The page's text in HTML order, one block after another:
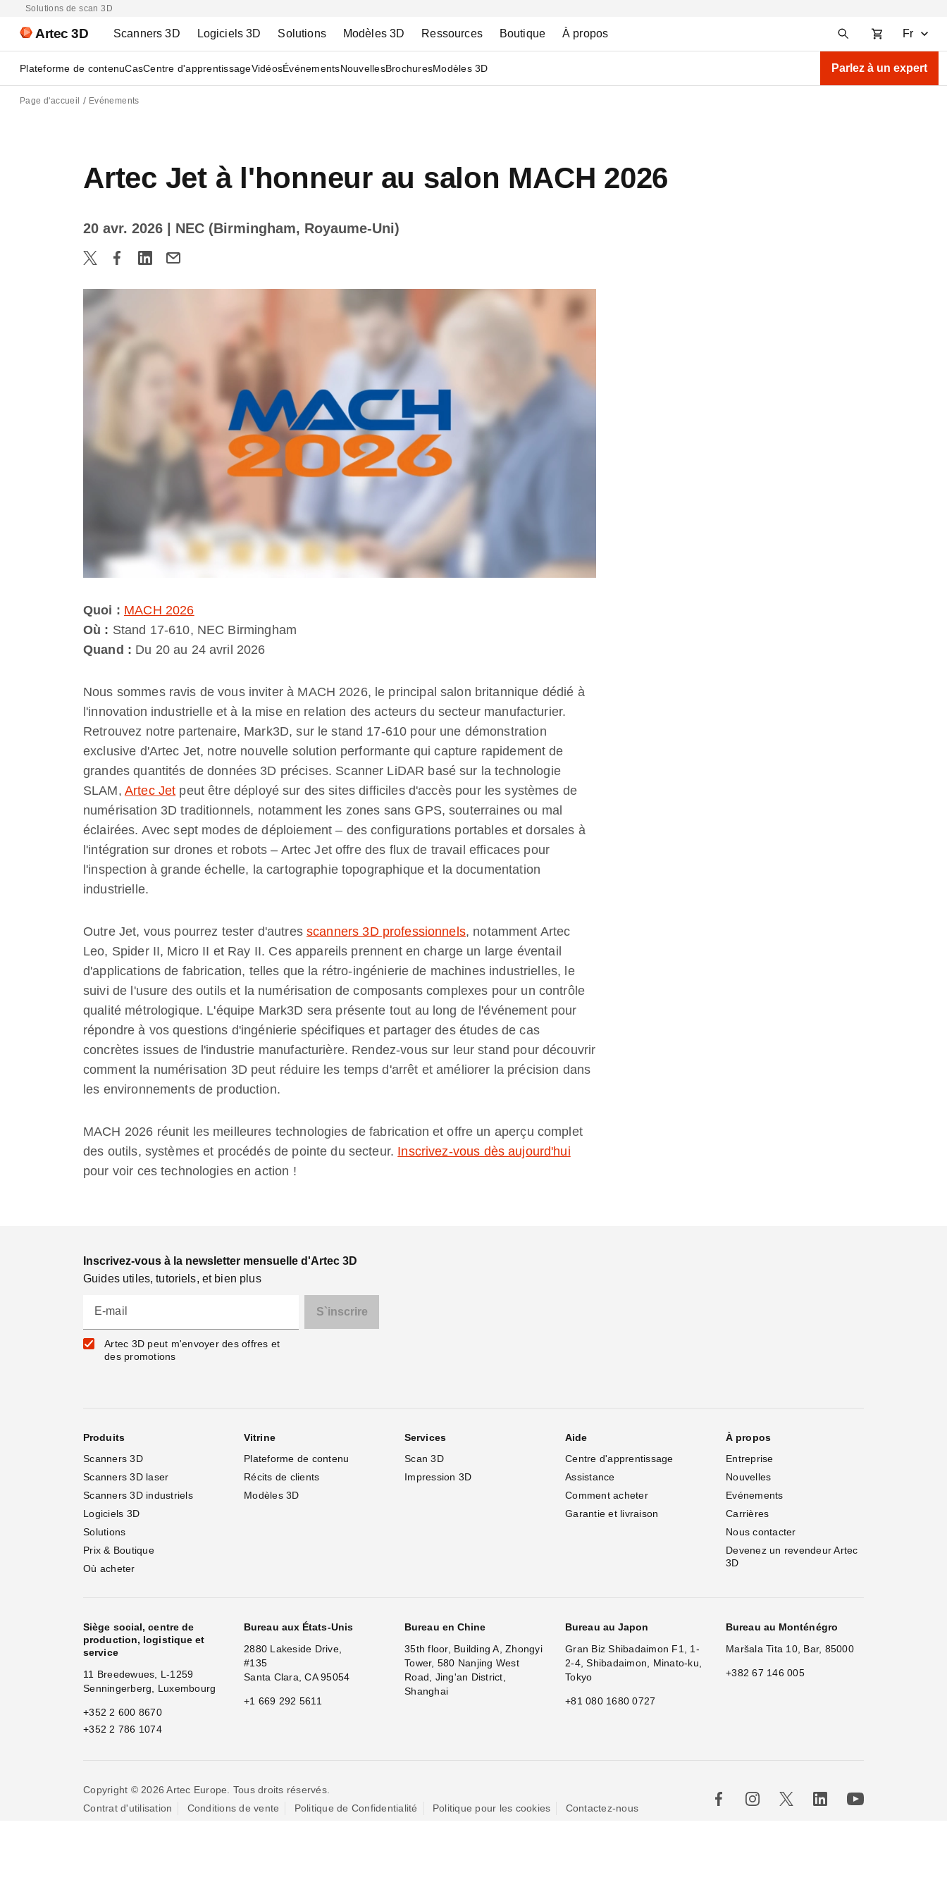
Solutions de scan 3D
Artec 3D Scanners 3D Logiciels 3D Solutions Modèles 3D Ressources Boutique À propos Fr
Plateforme de contenuCasCentre d'apprentissageVidéosÉvénementsNouvellesBrochuresModèles 3D Parlez à un expert
Page d'accueil Evénements
Artec Jet à l'honneur au salon MACH 2026
20 avr. 2026 | NEC (Birmingham, Royaume-Uni)
Quoi : MACH 2026
Où : Stand 17-610, NEC Birmingham
Quand : Du 20 au 24 avril 2026
Nous sommes ravis de vous inviter à MACH 2026, le principal salon britannique dédié à
l'innovation industrielle et à la mise en relation des acteurs du secteur manufacturier.
Retrouvez notre partenaire, Mark3D, sur le stand 17-610 pour une démonstration
exclusive d'Artec Jet, notre nouvelle solution performante qui capture rapidement de
grandes quantités de données 3D précises. Scanner LiDAR basé sur la technologie
SLAM, Artec Jet peut être déployé sur des sites difficiles d'accès pour les systèmes de
numérisation 3D traditionnels, notamment les zones sans GPS, souterraines ou mal
éclairées. Avec sept modes de déploiement – ​​des configurations portables et dorsales à
l'intégration sur drones et robots – Artec Jet offre des flux de travail efficaces pour
l'inspection à grande échelle, la cartographie topographique et la documentation
industrielle.
Outre Jet, vous pourrez tester d'autres scanners 3D professionnels, notamment Artec
Leo, Spider II, Micro II et Ray II. Ces appareils prennent en charge un large éventail
d'applications de fabrication, telles que la rétro-ingénierie de machines industrielles, le
suivi de l'usure des outils et la numérisation de composants complexes pour un contrôle
qualité métrologique. L'équipe Mark3D sera présente tout au long de l'événement pour
répondre à vos questions d'ingénierie spécifiques et partager des études de cas
concrètes issues de l'industrie manufacturière. Rendez-vous sur leur stand pour découvrir
comment la numérisation 3D peut réduire les temps d'arrêt et améliorer la précision dans
les environnements de production.
MACH 2026 réunit les meilleures technologies de fabrication et offre un aperçu complet
des outils, systèmes et procédés de pointe du secteur. Inscrivez-vous dès aujourd'hui
pour voir ces technologies en action !
Inscrivez-vous à la newsletter mensuelle d'Artec 3D
Guides utiles, tutoriels, et bien plus
E-mail
Artec 3D peut m'envoyer des offres et
des promotions
Produits
Scanners 3D
Scanners 3D laser
Scanners 3D industriels
Logiciels 3D
Solutions
Prix & Boutique
Où acheter
Vitrine
Plateforme de contenu
Récits de clients
Modèles 3D
Services
Scan 3D
Impression 3D
Aide
Centre d'apprentissage
Assistance
Comment acheter
Garantie et livraison
À propos
Entreprise
Nouvelles
Evénements
Carrières
Nous contacter
Devenez un revendeur Artec
3D
Siège social, centre de
production, logistique et
service
11 Breedewues, L-1259
Senningerberg, Luxembourg
+352 2 600 8670
+352 2 786 1074
Bureau aux États-Unis
2880 Lakeside Drive,
#135
Santa Clara, CA 95054
+1 669 292 5611
Bureau en Chine
35th floor, Building A, Zhongyi
Tower, 580 Nanjing West
Road, Jing'an District,
Shanghai
Bureau au Japon
Gran Biz Shibadaimon F1, 1-
2-4, Shibadaimon, Minato-ku,
Tokyo
+81 080 1680 0727
Bureau au Monténégro
Maršala Tita 10, Bar, 85000
+382 67 146 005
Copyright © 2026 Artec Europe. Tous droits réservés.
Contrat d'utilisation
Conditions de vente Politique de Confidentialité Politique pour les cookies Contactez-nous